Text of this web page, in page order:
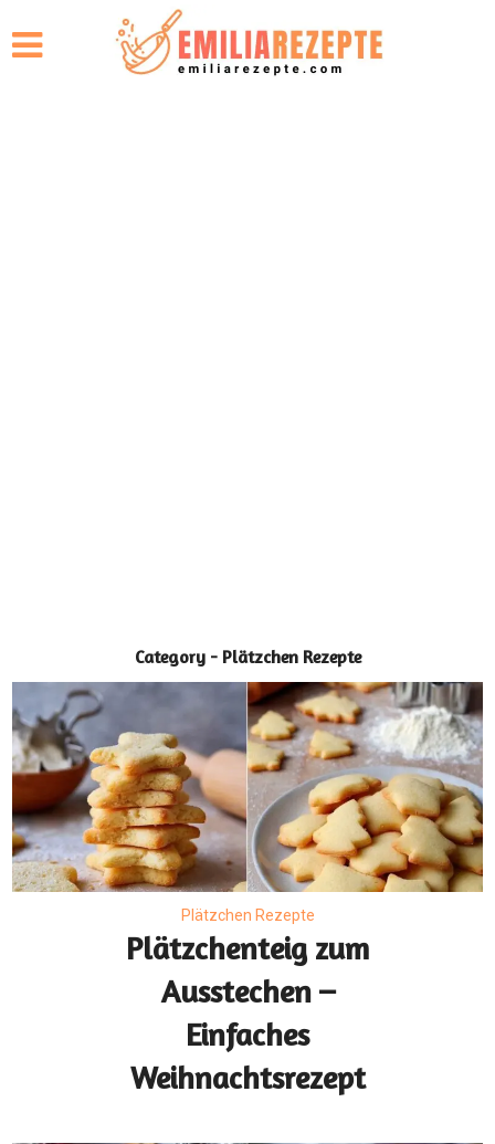
Category - Plätzchen Rezepte
Plätzchen Rezepte
Plätzchenteig zum
Ausstechen –
Einfaches
Weihnachtsrezept